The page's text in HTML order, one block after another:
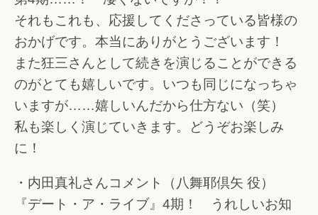
それもこれも、応援してくださっている皆様の
おかげです。本当にありがとうございます！
また狂三さんとして続きを演じることができる
のがとても嬉しいです。いつも同じになっちゃ
いますが……嬉しいんだから仕方ない（笑）
私も楽しく演じていきます。どうぞお楽しみ
に！
・内田真礼さんコメント（八舞耶倶矢 役）
『デート・ア・ライブ』4期！ うれしいお知